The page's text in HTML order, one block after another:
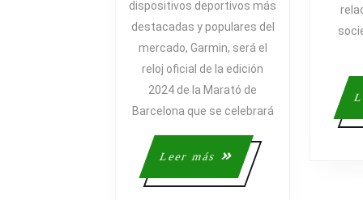
RELOJ
OFICIAL
DE
LA
MARATÓ
DE
BARCELONA
DE
2024
dispositivos deportivos más
destacadas y populares del
mercado, Garmin, será el
reloj oficial de la edición
2024 de la Marató de
Barcelona que se celebrará
Leer más
Leer
más